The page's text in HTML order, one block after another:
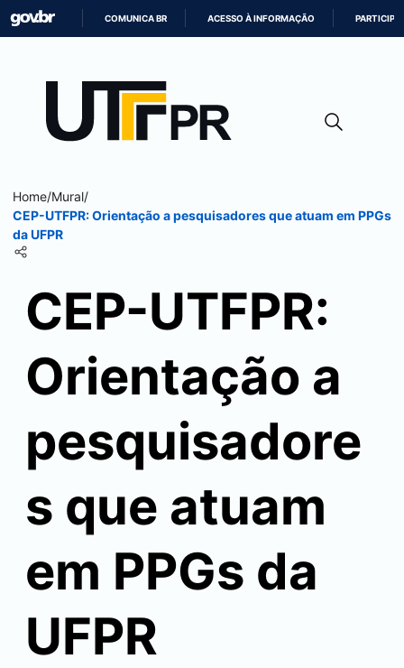
CONTEÚDO
COMUNICA BR ACESSO À INFORMAÇÃO PARTICIPE
Home/Mural/
CEP-UTFPR: Orientação a pesquisadores que atuam em PPGs
da UFPR
CEP-UTFPR:
Orientação a
pesquisadore
s que atuam
em PPGs da
UFPR